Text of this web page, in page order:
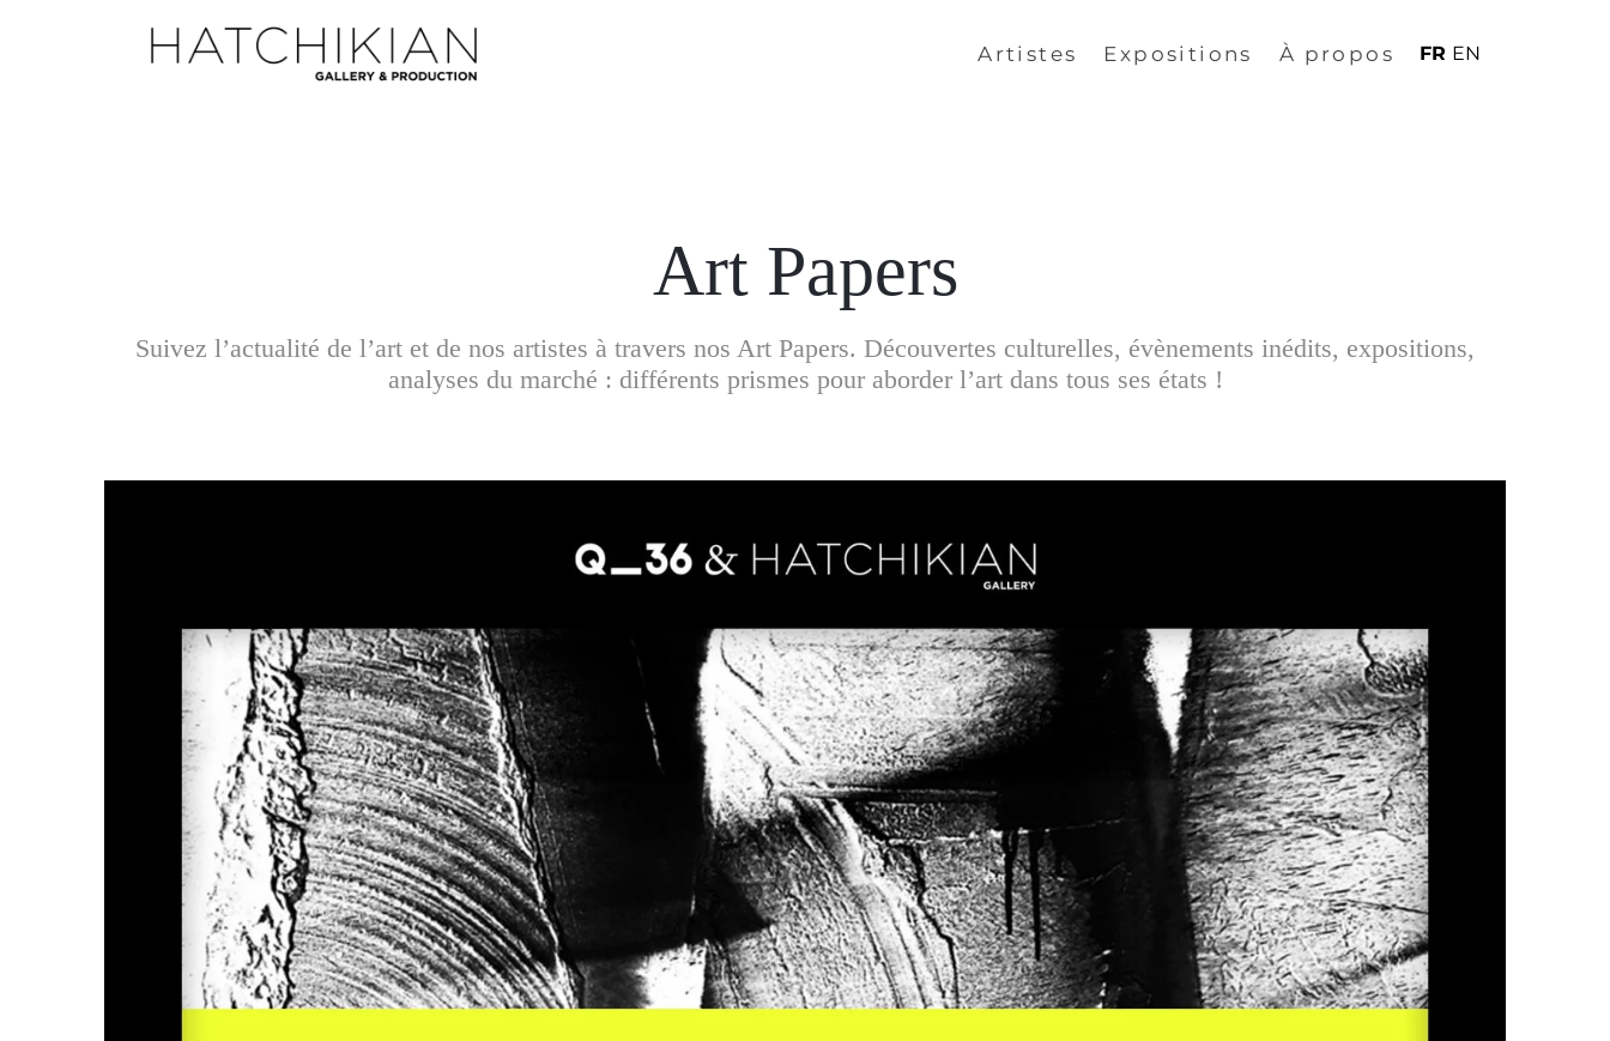
Artistes Expositions À propos FR EN
Art Papers
Suivez l’actualité de l’art et de nos artistes à travers nos Art Papers. Découvertes culturelles, évènements inédits, expositions,
analyses du marché : différents prismes pour aborder l’art dans tous ses états !